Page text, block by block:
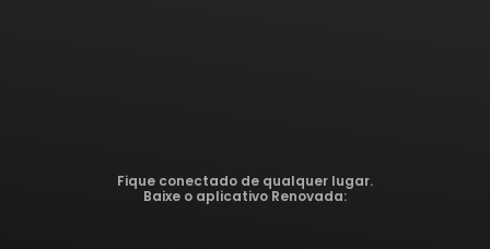
Fique conectado de qualquer lugar.
Baixe o aplicativo Renovada: